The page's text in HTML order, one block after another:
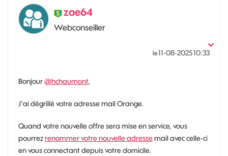
zoe64
Webconseiller
le‎11-08-202510:33
Bonjour@hchaumont,
J'ai dégrillé votre adresse mail Orange.
Quand votre nouvelle offre sera mise en service, vous
pourrezrenommer votre nouvelle adressemail avec celle-ci
en vous connectant depuis votre domicile.